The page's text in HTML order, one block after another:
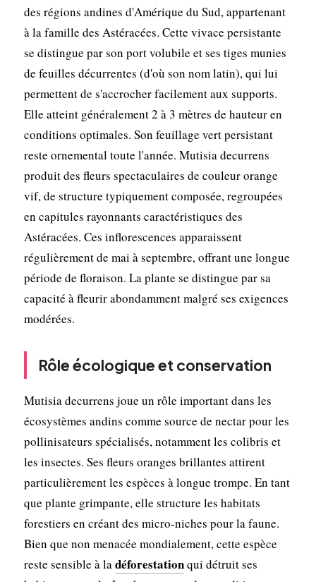
des régions andines d'Amérique du Sud, appartenant
à la famille des Astéracées. Cette vivace persistante
se distingue par son port volubile et ses tiges munies
de feuilles décurrentes (d'où son nom latin), qui lui
permettent de s'accrocher facilement aux supports.
Elle atteint généralement 2 à 3 mètres de hauteur en
conditions optimales. Son feuillage vert persistant
reste ornemental toute l'année. Mutisia decurrens
produit des fleurs spectaculaires de couleur orange
vif, de structure typiquement composée, regroupées
en capitules rayonnants caractéristiques des
Astéracées. Ces inflorescences apparaissent
régulièrement de mai à septembre, offrant une longue
période de floraison. La plante se distingue par sa
capacité à fleurir abondamment malgré ses exigences
modérées.
Rôle écologique et conservation
Mutisia decurrens joue un rôle important dans les
écosystèmes andins comme source de nectar pour les
pollinisateurs spécialisés, notamment les colibris et
les insectes. Ses fleurs oranges brillantes attirent
particulièrement les espèces à longue trompe. En tant
que plante grimpante, elle structure les habitats
forestiers en créant des micro-niches pour la faune.
Bien que non menacée mondialement, cette espèce
reste sensible à ladéforestationqui détruit ses